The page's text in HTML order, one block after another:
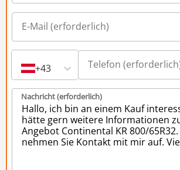
+43
Nachricht (erforderlich)